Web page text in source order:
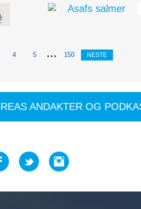
4 5 ... 150 NESTE
ANDAKTER OG